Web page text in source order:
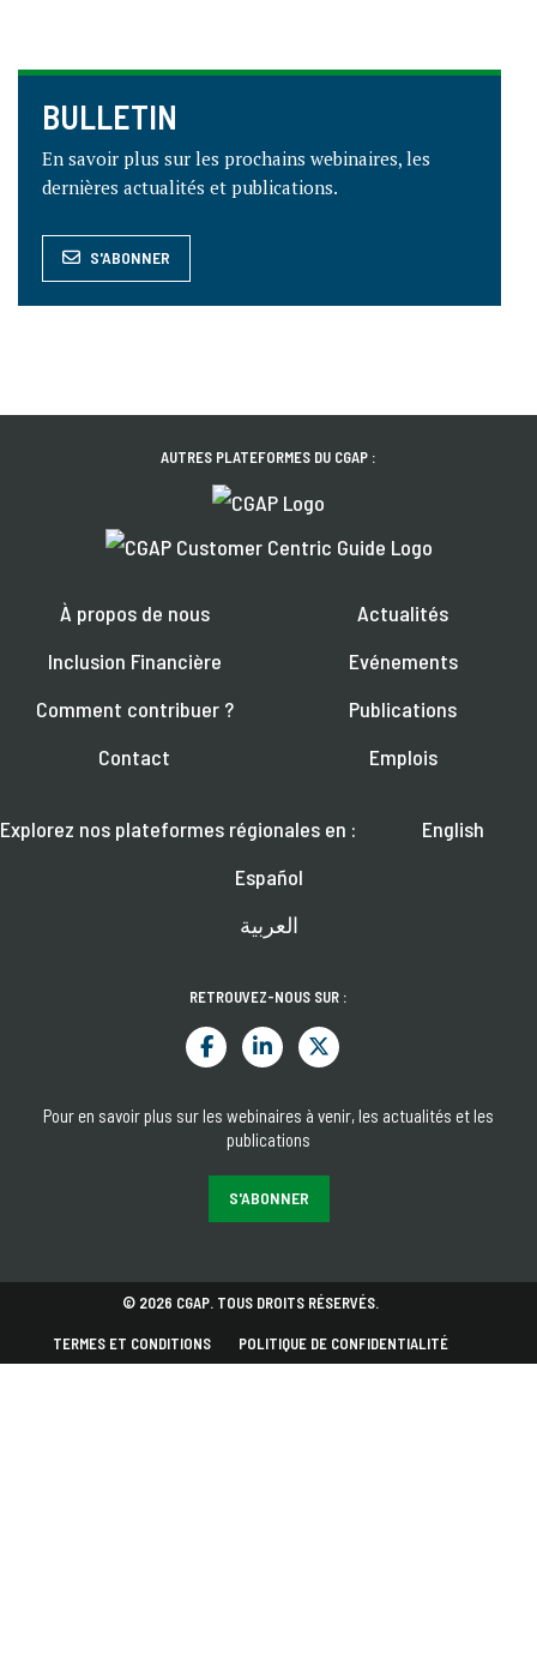
BULLETIN
En savoir plus sur les prochains webinaires, les
dernières actualités et publications.
S'ABONNER
AUTRES PLATEFORMES DU CGAP :
À propos de nous
Inclusion Financière
Comment contribuer ?
Contact
Actualités
Evénements
Publications
Emplois
Explorez nos plateformes régionales en :
English
Español
العربية
RETROUVEZ-NOUS SUR :
Pour en savoir plus sur les webinaires à venir, les actualités et les
publications
S'ABONNER
© 2026 CGAP. TOUS DROITS RÉSERVÉS.
TERMES ET CONDITIONS POLITIQUE DE CONFIDENTIALITÉ